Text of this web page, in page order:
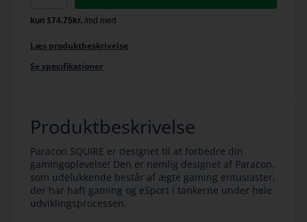
Læs produktbeskrivelse
Se specifikationer
Produktbeskrivelse
Paracon SQUIRE er designet til at forbedre din
gamingoplevelse! Den er nemlig designet af Paracon,
som udelukkende består af ægte gaming entusiaster,
der har haft gaming og eSport i tankerne under hele
udviklingsprocessen.